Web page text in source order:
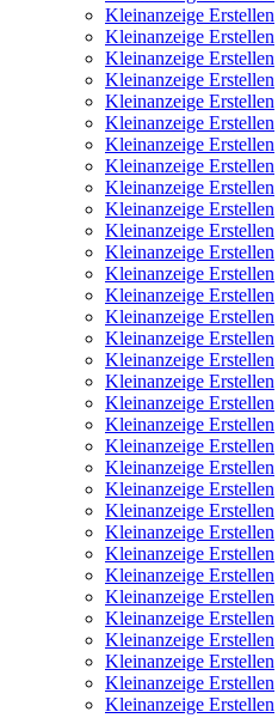
Kleinanzeige Erstellen
Kleinanzeige Erstellen
Kleinanzeige Erstellen
Kleinanzeige Erstellen
Kleinanzeige Erstellen
Kleinanzeige Erstellen
Kleinanzeige Erstellen
Kleinanzeige Erstellen
Kleinanzeige Erstellen
Kleinanzeige Erstellen
Kleinanzeige Erstellen
Kleinanzeige Erstellen
Kleinanzeige Erstellen
Kleinanzeige Erstellen
Kleinanzeige Erstellen
Kleinanzeige Erstellen
Kleinanzeige Erstellen
Kleinanzeige Erstellen
Kleinanzeige Erstellen
Kleinanzeige Erstellen
Kleinanzeige Erstellen
Kleinanzeige Erstellen
Kleinanzeige Erstellen
Kleinanzeige Erstellen
Kleinanzeige Erstellen
Kleinanzeige Erstellen
Kleinanzeige Erstellen
Kleinanzeige Erstellen
Kleinanzeige Erstellen
Kleinanzeige Erstellen
Kleinanzeige Erstellen
Kleinanzeige Erstellen
Kleinanzeige Erstellen